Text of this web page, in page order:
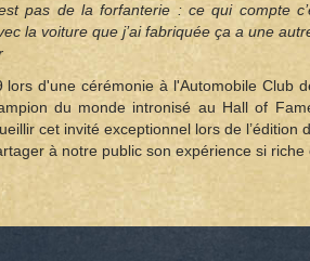
pas de la forfanterie : ce qui compte
la voiture que j’ai fabriquée ça a une
lors d'une cérémonie à l'Automobile Club
du monde intronisé au Hall of
cet invité exceptionnel lors de l’édition
à notre public son expérience si riche